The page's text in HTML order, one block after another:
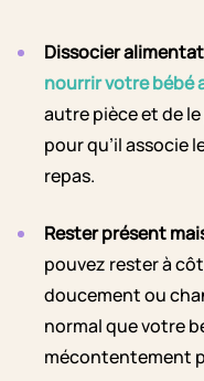
Dissocier
nourrir votre bébé
autre pièce et de
pour qu’il associe
repas.
Rester présent
pouvez rester à
doucement ou
normal que votre
mécontentement